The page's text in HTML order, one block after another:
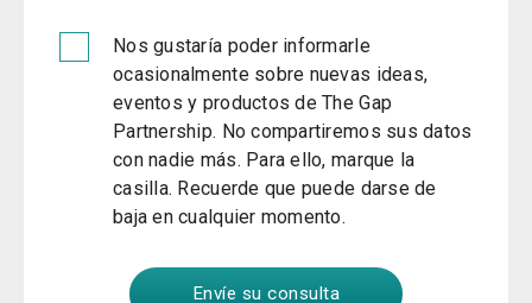
Nos gustaría poder informarle
ocasionalmente sobre nuevas ideas,
eventos y productos de The Gap
Partnership. No compartiremos sus datos
con nadie más. Para ello, marque la
casilla. Recuerde que puede darse de
baja en cualquier momento.